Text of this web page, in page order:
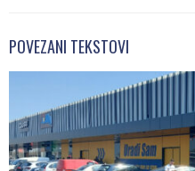
POVEZANI TEKSTOVI